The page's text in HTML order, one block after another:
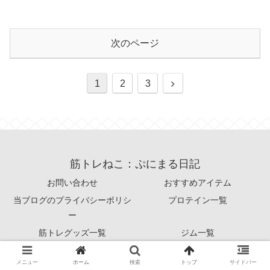
次のページ
1 2 3
筋トレねこ：ぷにまる日記
お問い合わせ
おすすめアイテム
当ブログのプライバシーポリシ
ー
プロテイン一覧
筋トレグッズ一覧 ジム一覧
© 2020 筋トレねこ：ぷにまる日記.
メニュー ホーム 検索 トップ サイドバー